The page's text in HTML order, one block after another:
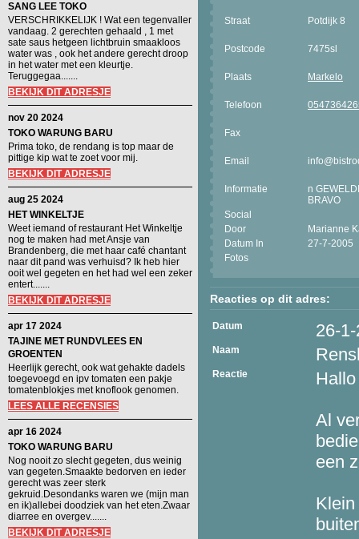
SANG LEE TOKO
VERSCHRIKKELIJK ! Wat een tegenvaller
vandaag. 2 gerechten gehaald , 1 met
sate saus hetgeen lichtbruin smaakloos
water was , ook het andere gerecht droop
in het water met een kleurtje.
Teruggegaa.......
BEKIJK DIT ADRESJE
nov 20 2024
TOKO WARUNG BARU
Prima toko, de rendang is top maar de
pittige kip wat te zoet voor mij.
BEKIJK DIT ADRESJE
aug 25 2024
HET WINKELTJE
Weet iemand of restaurant Het Winkeltje
nog te maken had met Ansje van
Brandenberg, die met haar café chantant
naar dit pand was verhuisd? Ik heb hier
ooit wel gegeten en het had wel een zeker
entert.......
BEKIJK DIT ADRESJE
apr 17 2024
TAJINE MET RUNDVLEES EN
GROENTEN
Heerlijk gerecht, ook wat gehakte dadels
toegevoegd en ipv tomaten een pakje
tomatenblokjes met knoflook genomen.
LEES ALLE RECENSIES
apr 16 2024
TOKO WARUNG BARU
Nog nooit zo slecht gegeten, dus weinig
van gegeten.Smaakte bedorven en ieder
gerecht was zeer sterk
gekruid.Desondanks waren we (mijn man
en ik)allebei doodziek van het eten.Zwaar
diarree en overgev.......
BEKIJK DIT ADRESJE
Straat Potdijk 8
Postcode 7475sl
Plaats Markelo
Telefoon
Fax
Email
Informatie
n
BRAVO
Social
Door
Marianne
Datum In
27-7-2005
Fotos
Reacties op dit adres:
Datum 26-
Naam
Reactie
Al
een